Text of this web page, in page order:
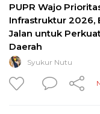
PUPR Wajo
Infrastruktur 2026,
Jalan untuk
Daerah
Syukur Nutu